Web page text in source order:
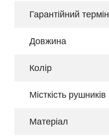
Гарантійний термін
Довжина
Колір
Місткість рушників
Матеріал